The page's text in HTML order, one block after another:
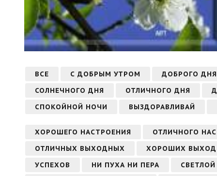
ВСЕ С ДОБРЫМ УТРОМ
ДОБРОГО ДНЯ
СОЛНЕЧНОГО ДНЯ
ОТЛИЧНОГО ДНЯ
СПОКОЙНОЙ НОЧИ
ВЫЗДОРАВЛИВАЙ
ХОРОШЕГО НАСТРОЕНИЯ
ОТЛИЧНОГО
ОТЛИЧНЫХ ВЫХОДНЫХ
ХОРОШИХ
УСПЕХОВ
НИ ПУХА НИ ПЕРА